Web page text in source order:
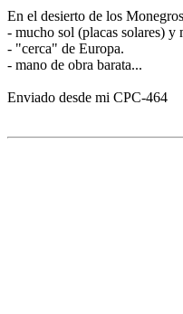
En el desierto de los
- mucho sol (placas solares) y
- "cerca" de Europa.
- mano de obra barata...
Enviado desde mi CPC-464